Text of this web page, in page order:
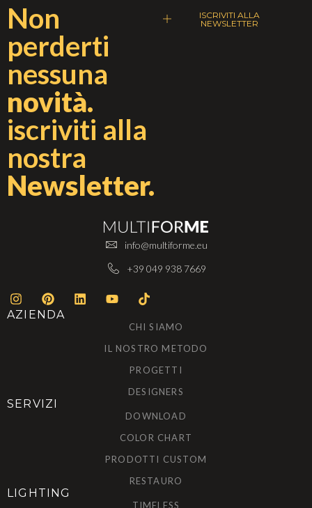
Non
perderti
nessuna
novità.
iscriviti alla
nostra
Newsletter.
ISCRIVITI ALLA
NEWSLETTER
info@multiforme.eu
+39 049 938 7669
AZIENDA
CHI SIAMO
IL NOSTRO METODO
PROGETTI
DESIGNERS
SERVIZI
DOWNLOAD
COLOR CHART
PRODOTTI CUSTOM
RESTAURO
LIGHTING
TIMELESS